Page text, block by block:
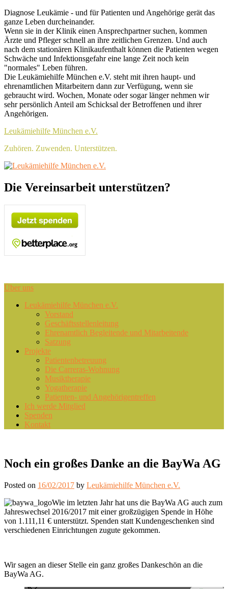
Skip
to
content
Header
Top
Sidebar
Widget
Area
Diagnose Leukämie - und für Patienten und Angehörige gerät das
ganze Leben durcheinander.
Wenn sie in der Klinik einen Ansprechpartner suchen, kommen
Ärzte und Pfleger schnell an ihre zeitlichen Grenzen. Und auch
nach dem stationären Klinikaufenthalt können die Patienten wegen
Schwäche und Infektionsgefahr eine lange Zeit noch kein
"normales" Leben führen.
Die Leukämiehilfe München e.V. steht mit ihren haupt- und
ehrenamtlichen Mitarbeitern dann zur Verfügung, wenn sie
gebraucht wird. Wochen, Monate oder sogar länger nehmen wir
sehr persönlich Anteil am Schicksal der Betroffenen und ihrer
Angehörigen.
Leukämiehilfe München e.V.
Zuhören. Zuwenden. Unterstützen.
Header
Sidebar
Widget
Area
Die Vereinsarbeit unterstützen?
Über uns
PrimaryLeukämiehilfe München e.V.
Vorstand
Geschäftsstellenleitung
Ehrenamtlich Begleitende und Mitarbeitende
Satzung
Projekte
Patientenbetreuung
Die Carreras-Wohnung
Musiktherapie
Yogatherapie
Patienten- und Angehörigentreffen
Ich werde Mitglied
Spenden
Kontakt
Noch ein großes Danke an die BayWa AG
Posted on 16/02/2017 by Leukämiehilfe München e.V.
Wie im letzten Jahr hat uns die BayWa AG auch zum
Jahreswechsel 2016/2017 mit einer großzügigen Spende in Höhe
von 1.111,11 € unterstützt. Spenden statt Kundengeschenken sind
verschiedenen Einrichtungen zugute gekommen.
Wir sagen an dieser Stelle ein ganz großes Dankeschön an die
BayWa AG.